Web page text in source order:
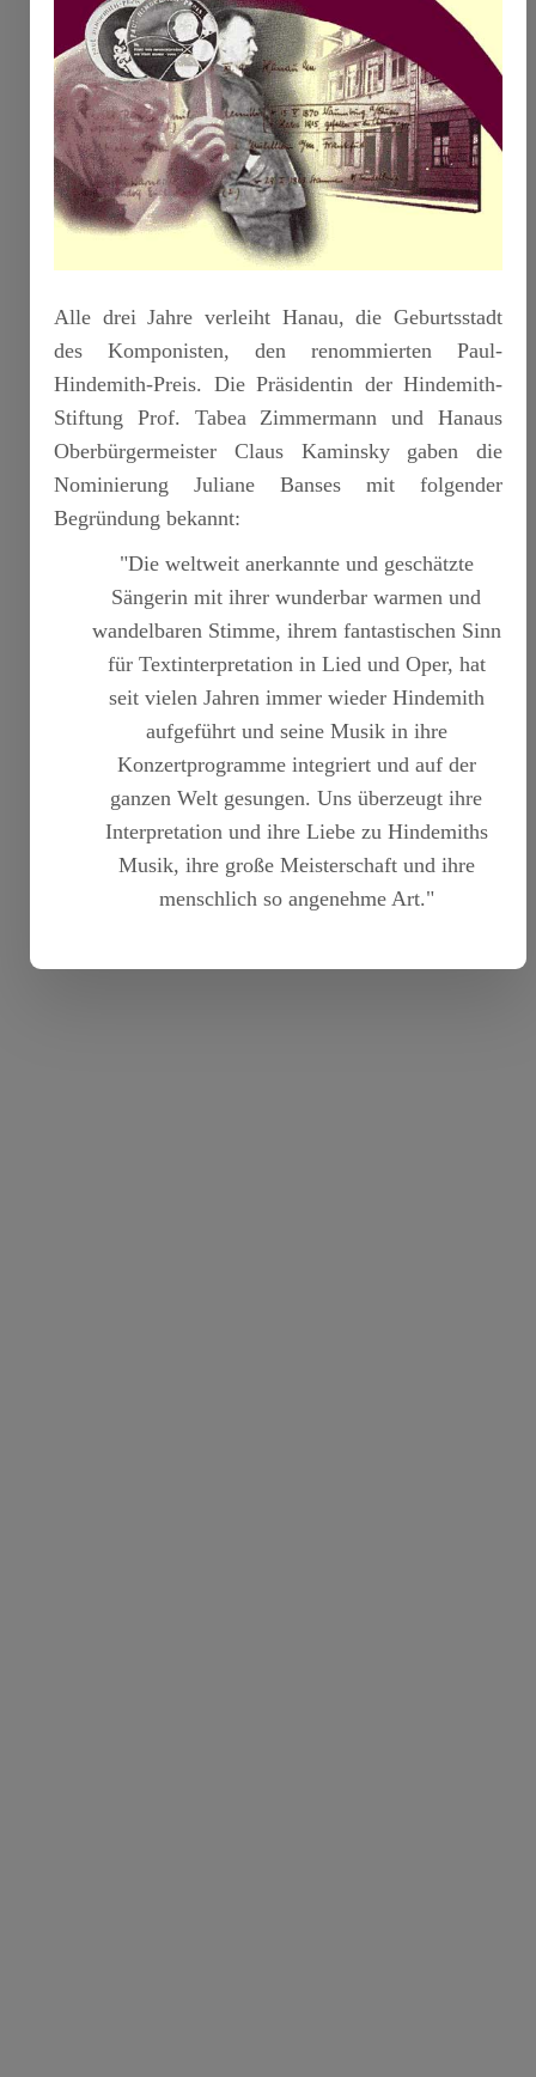
Alle drei Jahre verleiht Hanau, die Geburtsstadt
des Komponisten, den renommierten Paul-
Hindemith-Preis. Die Präsidentin der Hindemith-
Stiftung Prof. Tabea Zimmermann und Hanaus
Oberbürgermeister Claus Kaminsky gaben die
Nominierung Juliane Banses mit folgender
Begründung bekannt:
"Die weltweit anerkannte und geschätzte
Sängerin mit ihrer wunderbar warmen und
wandelbaren Stimme, ihrem fantastischen Sinn
für Textinterpretation in Lied und Oper, hat
seit vielen Jahren immer wieder Hindemith
aufgeführt und seine Musik in ihre
Konzertprogramme integriert und auf der
ganzen Welt gesungen. Uns überzeugt ihre
Interpretation und ihre Liebe zu Hindemiths
Musik, ihre große Meisterschaft und ihre
menschlich so angenehme Art."